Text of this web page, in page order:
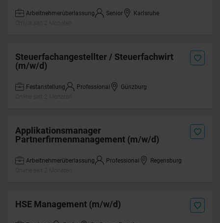
Arbeitnehmerüberlassung Senior
Karlsruhe
Steuerfachangestellter / Steuerfachwirt
(m/w/d)
Festanstellung Professional
Günzburg
Applikationsmanager
Partnerfirmenmanagement (m/w/d)
Arbeitnehmerüberlassung Professional
Regensburg
HSE Management (m/w/d)